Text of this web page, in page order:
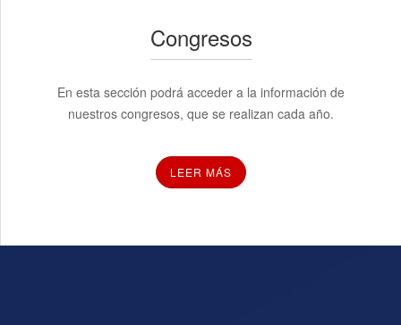
Congresos
En esta sección podrá acceder a la información de
nuestros congresos, que se realizan cada año.
LEER MÁS